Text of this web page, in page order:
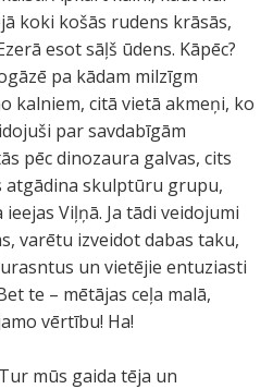
koki košās rudens krāsās,
esot sāļš ūdens. Kāpēc?
pa kādam milzīgm
kalniem, citā vietā akmeņi, ko
par savdabīgām
pēc dinozaura galvas, cits
atgādina skulptūru grupu,
Viļņā. Ja tādi veidojumi
varētu izveidot dabas taku,
un vietējie entuziasti
te – mētājas ceļa malā,
vērtību! Ha!
mūs gaida tēja un